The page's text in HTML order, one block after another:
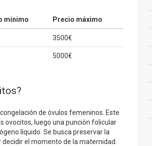
minimo Precio máximo
3500€
5000€
de óvulos femeninos. Este
ovocitos, luego una punción folicular
líquido. Se busca preservar la
el momento de la maternidad.